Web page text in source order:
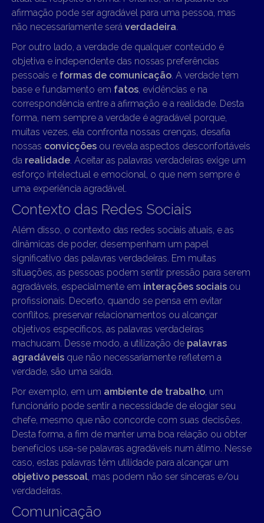
afirmação pode ser agradável para uma pessoa, mas
não necessariamente será verdadeira.
Por outro lado, a verdade de qualquer conteúdo é
objetiva e independente das nossas preferências
pessoais e formas de comunicação. A verdade tem
base e fundamento em fatos, evidências e na
correspondência entre a afirmação e a realidade. Desta
forma, nem sempre a verdade é agradável porque,
muitas vezes, ela confronta nossas crenças, desafia
nossas convicções ou revela aspectos desconfortáveis
da realidade. Aceitar as palavras verdadeiras exige um
esforço intelectual e emocional, o que nem sempre é
uma experiência agradável.
Contexto das Redes Sociais
Além disso, o contexto das redes sociais atuais, e as
dinâmicas de poder, desempenham um papel
significativo das palavras verdadeiras. Em muitas
situações, as pessoas podem sentir pressão para serem
agradáveis, especialmente em interações sociais ou
profissionais. Decerto, quando se pensa em evitar
conflitos, preservar relacionamentos ou alcançar
objetivos específicos, as palavras verdadeiras
machucam. Desse modo, a utilização de palavras
agradáveis que não necessariamente refletem a
verdade, são uma saída.
Por exemplo, em um ambiente de trabalho, um
funcionário pode sentir a necessidade de elogiar seu
chefe, mesmo que não concorde com suas decisões.
Desta forma, a fim de manter uma boa relação ou obter
benefícios usa-se palavras agradáveis num átimo. Nesse
caso, estas palavras têm utilidade para alcançar um
objetivo pessoal, mas podem não ser sinceras e/ou
verdadeiras.
Comunicação